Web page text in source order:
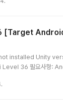
installed Unity
36 필요사항:
크 > SDK Tools -